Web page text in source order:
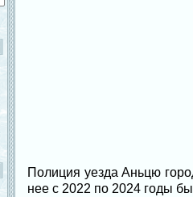
Полиция уезда Аньцю
нее с 2022 по 2024 годы